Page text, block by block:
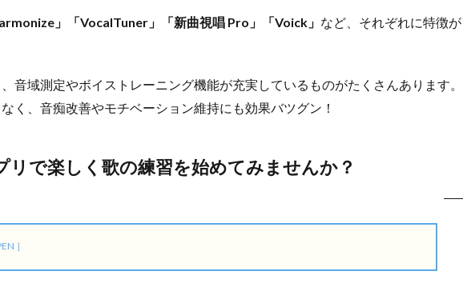
」「VocalTuner」「新曲視唱 Pro」「Voick」 など、それぞれに特徴が
音域測定やボイストレーニング機能が充実しているものがたくさんあります。
く、音痴改善やモチベーション維持にも効果バツグン！
リで楽しく歌の練習を始めてみませんか？